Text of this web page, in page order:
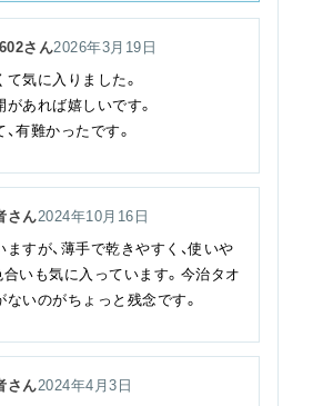
さん2026年3月19日
気に入りました。
あれば嬉しいです。
有難かったです。
さん2024年10月16日
すが、薄手で乾きやすく、使いや
いも気に入っています。今治タオ
ないのがちょっと残念です。
さん2024年4月3日